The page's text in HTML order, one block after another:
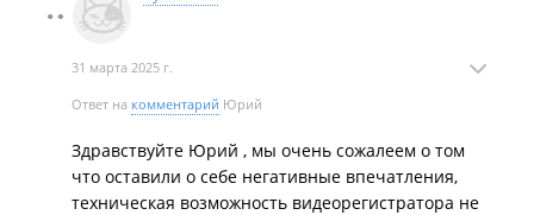
31 марта 2025 г.
Ответ на комментарий Юрий
Здравствуйте Юрий , мы очень сожалеем о том
что оставили о себе негативные впечатления,
техническая возможность видеорегистратора не